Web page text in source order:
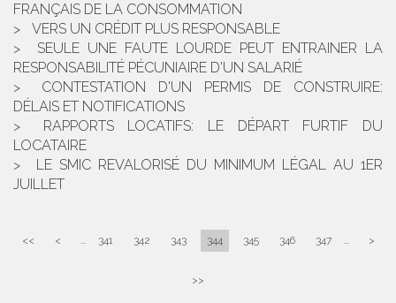
FRANÇAIS DE LA CONSOMMATION
VERS UN CRÉDIT PLUS RESPONSABLE
SEULE UNE FAUTE LOURDE PEUT ENTRAINER LA
RESPONSABILITÉ PÉCUNIAIRE D'UN SALARIÉ
CONTESTATION D'UN PERMIS DE CONSTRUIRE:
DÉLAIS ET NOTIFICATIONS
RAPPORTS LOCATIFS: LE DÉPART FURTIF DU
LOCATAIRE
LE SMIC REVALORISÉ DU MINIMUM LÉGAL AU 1ER
JUILLET
<< < ... 341 342 343 344 345 346 347 ... >
>>